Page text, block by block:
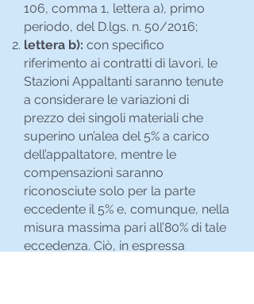
106, comma 1, lettera a), primo
periodo, del D.lgs. n. 50/2016;
lettera b): con specifico
riferimento ai contratti di lavori, le
Stazioni Appaltanti saranno tenute
a considerare le variazioni di
prezzo dei singoli materiali che
superino un’alea del 5% a carico
dell’appaltatore, mentre le
compensazioni saranno
riconosciute solo per la parte
eccedente il 5% e, comunque, nella
misura massima pari all’80% di tale
eccedenza. Ciò, in espressa